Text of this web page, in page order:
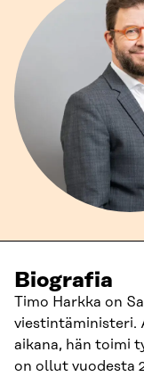
Biografia
Timo Harkka on
viestintäministeri.
aikana, hän toimi
on ollut vuodesta